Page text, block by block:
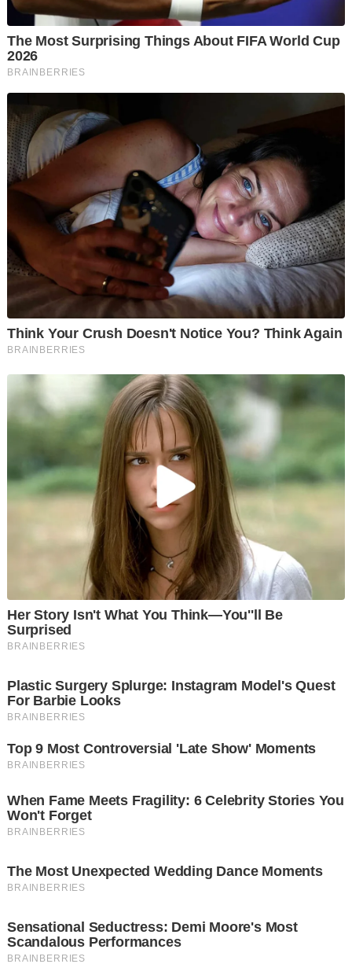
atau mana-mana balai polis berhampiran.